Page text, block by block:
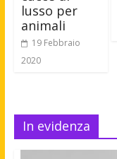
lusso per
animali
19 Febbraio
2020
In evidenza